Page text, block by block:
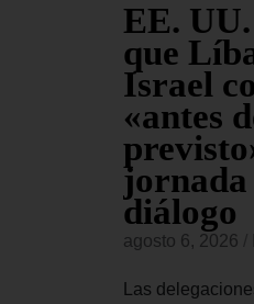
EE.
que
Israel
«antes
jornada
diálogo
agosto 6, 2026
Las